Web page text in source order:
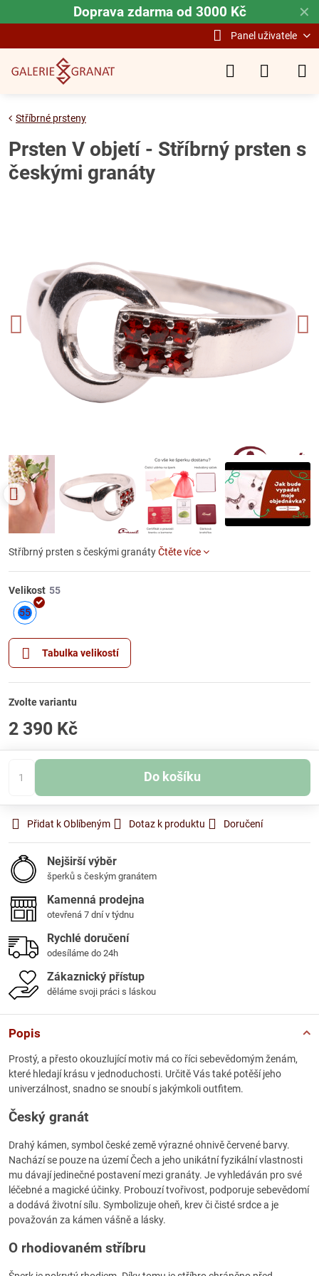
✕
Doprava zdarma od 3000 Kč
Panel uživatele
Stříbrné prsteny
Prsten V objetí - Stříbrný prsten s
českými granáty
Stříbrný prsten s českými granátyČtěte více
Velikost
55
Tabulka velikostí
Zvolte variantu
2 390 Kč
Do košíku
Přidat k Oblíbeným Dotaz k produktu Doručení
Nejširší výběr
šperků s českým granátem
Kamenná prodejna
otevřená 7 dní v týdnu
Rychlé doručení
odesíláme do 24h
Zákaznický přístup
děláme svoji práci s láskou
Popis
Prostý, a přesto okouzlující motiv má co říci sebevědomým ženám,
které hledají krásu v jednoduchosti. Určitě Vás také potěší jeho
univerzálnost, snadno se snoubí s jakýmkoli outfitem.
Český granát
Drahý kámen, symbol české země výrazné ohnivě červené barvy.
Nachází se pouze na území Čech a jeho unikátní fyzikální vlastnosti
mu dávají jedinečné postavení mezi granáty. Je vyhledáván pro své
léčebné a magické účinky. Probouzí tvořivost, podporuje sebevědomí
a dodává životní sílu. Symbolizuje oheň, krev či čisté srdce a je
považován za kámen vášně a lásky.
O rhodiovaném stříbru